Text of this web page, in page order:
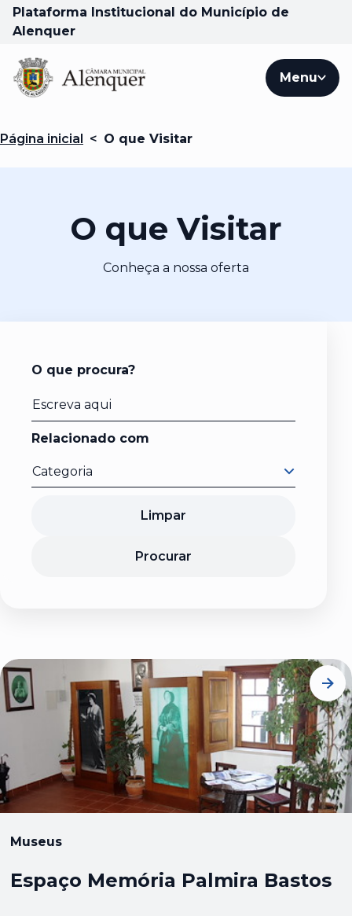
Plataforma Institucional do Município de
Alenquer
Menu
Página inicial < O que Visitar
O que Visitar
Conheça a nossa oferta
O que procura?
Relacionado com
Categoria
Limpar
Procurar
Museus
Espaço Memória Palmira Bastos